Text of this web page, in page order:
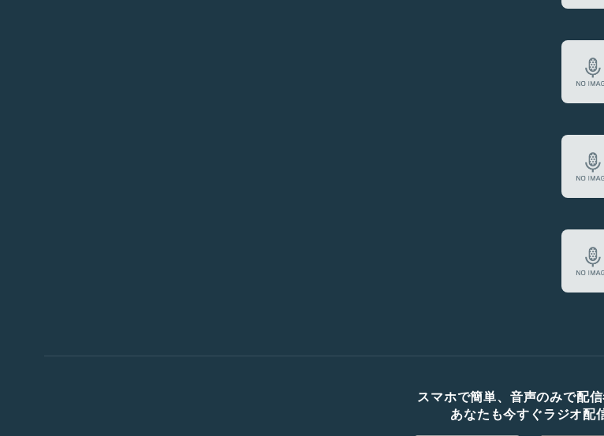
スマホで簡単、音声のみで配信
あなたも今すぐラジオ配